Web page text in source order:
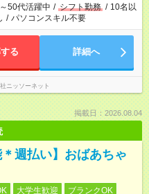
50代活躍中 / シフト勤務 / 10名以
/ パソコンスキル不要
る 詳細へ
ニッソーネット
掲載日：2026.08.04
週払い】おばあちゃ
大学生歓迎
ブランクOK